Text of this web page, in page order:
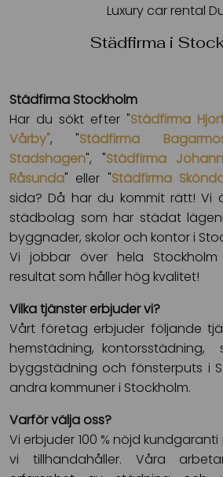
Luxury car rental
Städfirma i
Städfirma Stockholm
Har du sökt efter "Städfirma
Vårby", "Städfirma
Stadshagen", "Städfirma
Råsunda" eller "Städfirma
sida? Då har du kommit rätt! Vi
städbolag som har städat
byggnader, skolor och kontor i
Vi jobbar över hela
resultat som håller hög kvalitet!
Vilka tjänster erbjuder vi?
Vårt företag erbjuder följande
hemstädning, kontorsstädning,
byggstädning och fönsterputs i
andra kommuner i Stockholm.
Varför välja oss?
Vi erbjuder 100 % nöjd
vi tillhandahåller. Våra